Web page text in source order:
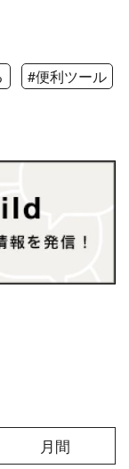
#便利ツール
月間